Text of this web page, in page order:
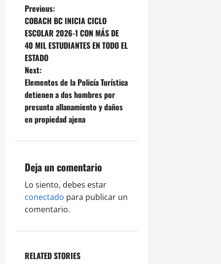
P
o
s
t
n
a
g
a
t
Previous:
COBACH BC INICIA CICLO
ESCOLAR 2026-1 CON MÁS DE
40 MIL ESTUDIANTES EN TODO EL
ESTADO
Next:
Elementos de la Policía Turística
detienen a dos hombres por
presunto allanamiento y daños
en propiedad ajena
Deja un comentario
Lo siento, debes estar
conectado para publicar un
comentario.
RELATED STORIES